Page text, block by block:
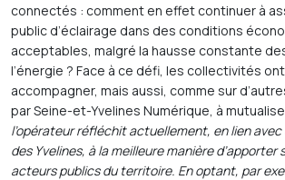
connectés : comment en effet continuer à
public d’éclairage dans des conditions
acceptables, malgré la hausse constante
l’énergie ? Face à ce défi, les collectivités
accompagner, mais aussi, comme sur
par Seine-et-Yvelines Numérique, à
l’opérateur réfléchit actuellement, en lien avec
des Yvelines, à la meilleure manière d’apporter
acteurs publics du territoire. En optant, par